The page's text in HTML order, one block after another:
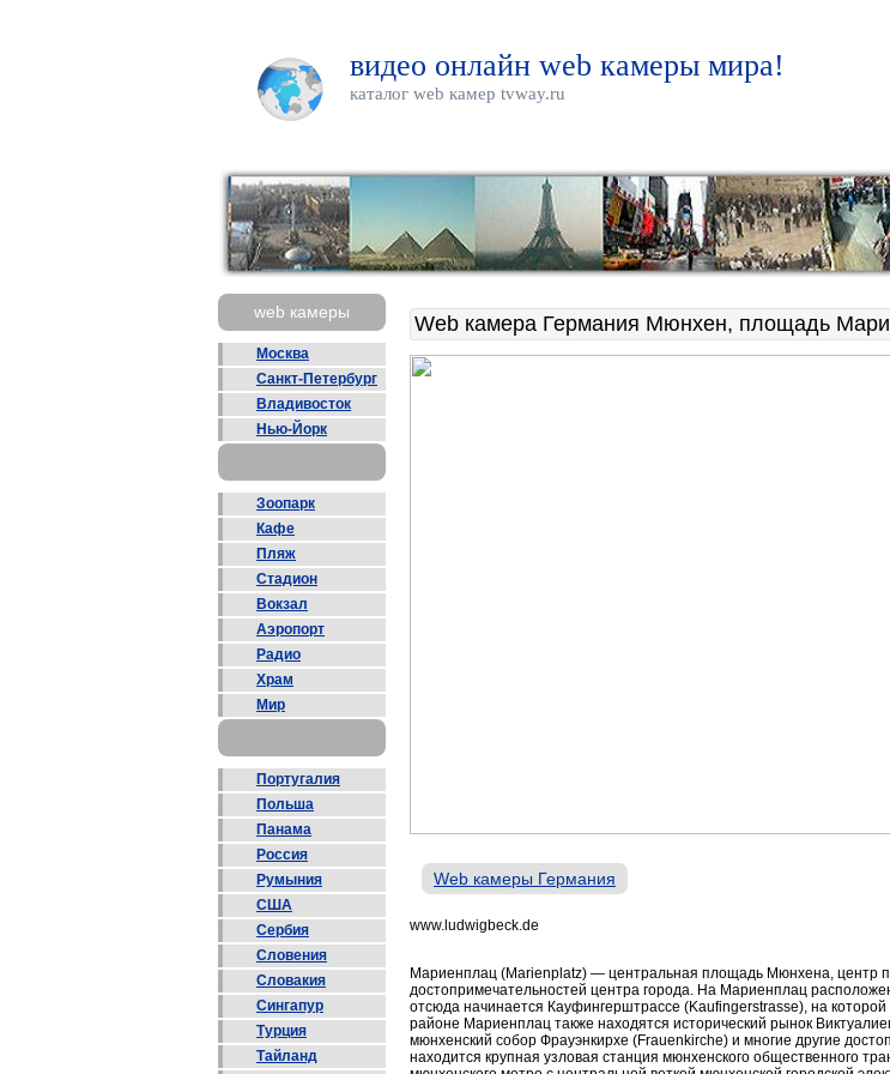
видео онлайн web камеры мира!
каталог web камер tvway.ru
web камеры
Москва
Санкт-Петербург
Владивосток
Нью-Йорк
Зоопарк
Кафе
Пляж
Стадион
Вокзал
Аэропорт
Радио
Храм
Мир
Португалия
Польша
Панама
Россия
Румыния
США
Сербия
Словения
Словакия
Сингапур
Турция
Тайланд
Web камера Германия Мюнхен, площадь
Web камеры Германия
www.ludwigbeck.de
Мариенплац (Marienplatz) — центральная площадь Мюнхена, центр
достопримечательностей центра города. На Мариенплац
отсюда начинается Кауфингерштрассе (Kaufingerstrasse), на
районе Мариенплац также находятся исторический рынок
мюнхенский собор Фрауэнкирхе (Frauenkirche) и многие другие
находится крупная узловая станция мюнхенского общественного